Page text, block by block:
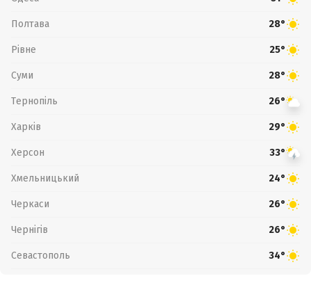
Полтава 28°
Рівне 25°
Суми 28°
Тернопіль 26°
Харків 29°
Херсон 33°
Хмельницький 24°
Черкаси 26°
Чернігів 26°
Севастополь 34°